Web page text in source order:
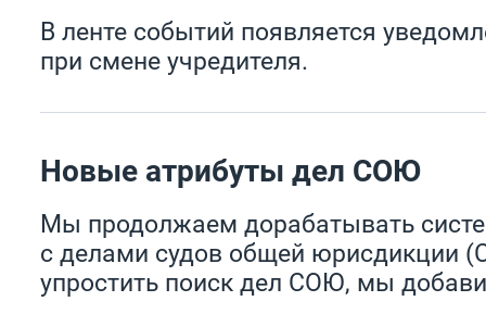
В ленте событий появляется
при смене учредителя.
Новые атрибуты дел СОЮ
Мы продолжаем дорабатывать
с делами судов общей юрисдикции
упростить поиск дел СОЮ, мы